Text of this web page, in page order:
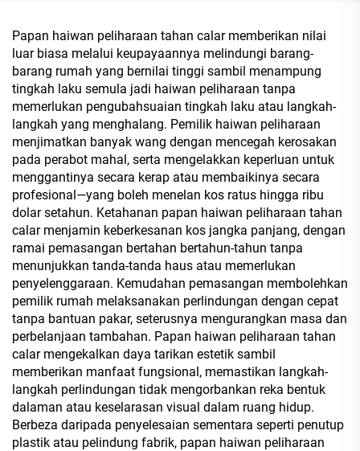
Tinggi dan Matte untuk
Hiasan Kabinet
Papan haiwan peliharaan tahan calar memberikan nilai
luar biasa melalui keupayaannya melindungi barang-
barang rumah yang bernilai tinggi sambil menampung
tingkah laku semula jadi haiwan peliharaan tanpa
memerlukan pengubahsuaian tingkah laku atau langkah-
langkah yang menghalang. Pemilik haiwan peliharaan
menjimatkan banyak wang dengan mencegah kerosakan
pada perabot mahal, serta mengelakkan keperluan untuk
menggantinya secara kerap atau membaikinya secara
profesional—yang boleh menelan kos ratus hingga ribu
dolar setahun. Ketahanan papan haiwan peliharaan tahan
calar menjamin keberkesanan kos jangka panjang, dengan
ramai pemasangan bertahan bertahun-tahun tanpa
menunjukkan tanda-tanda haus atau memerlukan
penyelenggaraan. Kemudahan pemasangan membolehkan
pemilik rumah melaksanakan perlindungan dengan cepat
tanpa bantuan pakar, seterusnya mengurangkan masa dan
perbelanjaan tambahan. Papan haiwan peliharaan tahan
calar mengekalkan daya tarikan estetik sambil
memberikan manfaat fungsional, memastikan langkah-
langkah perlindungan tidak mengorbankan reka bentuk
dalaman atau keselarasan visual dalam ruang hidup.
Berbeza daripada penyelesaian sementara seperti penutup
plastik atau pelindung fabrik, papan haiwan peliharaan